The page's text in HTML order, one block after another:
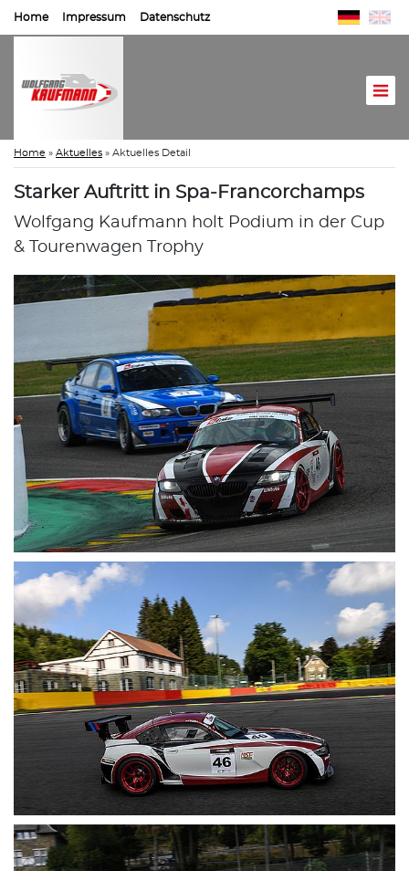
Home Impressum Datenschutz
Home » Aktuelles » Aktuelles Detail
Starker Auftritt in Spa-Francorchamps
Wolfgang Kaufmann holt Podium in der Cup
& Tourenwagen Trophy